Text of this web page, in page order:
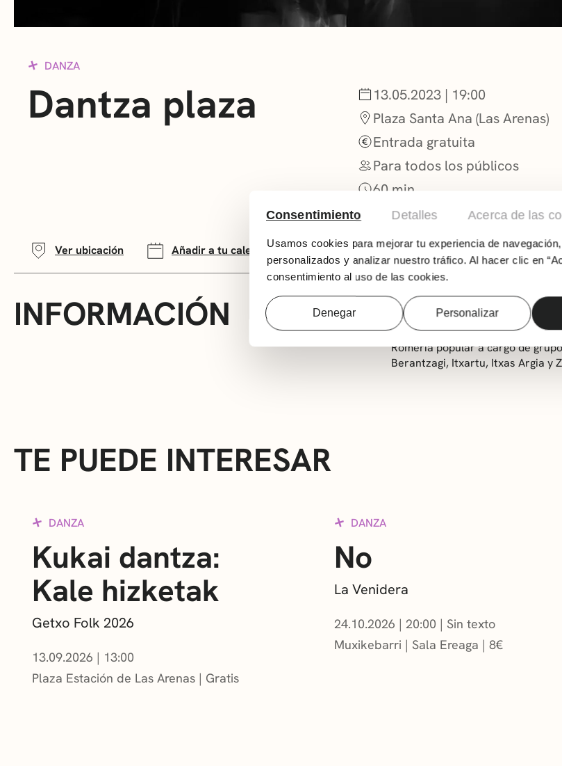
Consentimiento Detalles Acerca de las
Usamos cookies para mejorar tu experiencia de
personalizados y analizar nuestro tráfico. Al hacer clic en
consentimiento al uso de las cookies.
Denegar Personalizar
DANZA
Dantza plaza
13.05.2023 | 19:00
Plaza Santa Ana (Las Arenas)
Entrada gratuita
Para todos los públicos
60 min.
Ver ubicación Añadir a tu calendario
INFORMACIÓN
Romería popular a cargo de
Berantzagi, Itxartu, Itxas Argia y
TE PUEDE INTERESAR
DANZA
Kukai dantza:
Kale hizketak
Getxo Folk 2026
13.09.2026 | 13:00
Plaza Estación de Las Arenas
Gratis
DANZA
No
La Venidera
24.10.2026 | 20:00
Sin texto
Muxikebarri | Sala Ereaga 8€